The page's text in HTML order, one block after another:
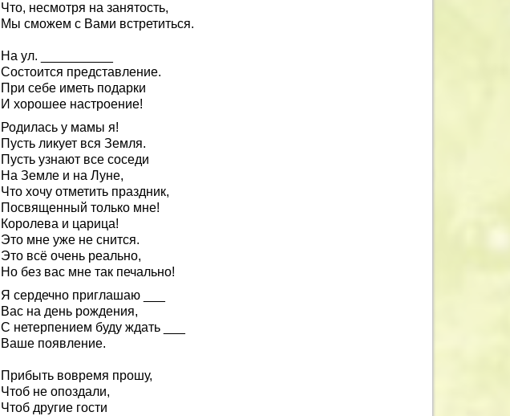
Что, несмотря на занятость,
Мы сможем с Вами встретиться.
На ул. __________
Состоится представление.
При себе иметь подарки
И хорошее настроение!
Родилась у мамы я!
Пусть ликует вся Земля.
Пусть узнают все соседи
На Земле и на Луне,
Что хочу отметить праздник,
Посвященный только мне!
Королева и царица!
Это мне уже не снится.
Это всё очень реально,
Но без вас мне так печально!
Я сердечно приглашаю ___
Вас на день рождения,
С нетерпением буду ждать ___
Ваше появление.
Прибыть вовремя прошу,
Чтоб не опоздали,
Чтоб другие гости